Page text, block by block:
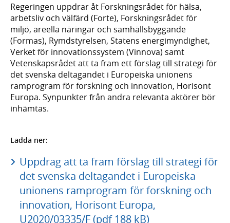
Regeringen uppdrar åt Forskningsrådet för hälsa,
arbetsliv och välfärd (Forte), Forskningsrådet för
miljö, areella näringar och samhällsbyggande
(Formas), Rymdstyrelsen, Statens energimyndighet,
Verket för innovationssystem (Vinnova) samt
Vetenskapsrådet att ta fram ett förslag till strategi för
det svenska deltagandet i Europeiska unionens
ramprogram för forskning och innovation, Horisont
Europa. Synpunkter från andra relevanta aktörer bör
inhämtas.
Ladda ner:
Uppdrag att ta fram förslag till strategi för
det svenska deltagandet i Europeiska
unionens ramprogram för forskning och
innovation, Horisont Europa,
U2020/03335/F (pdf 188 kB)